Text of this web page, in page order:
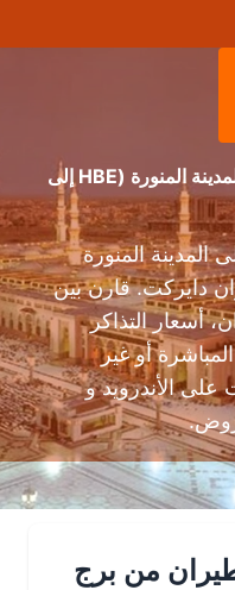
حجز طيران من برج العرب إلى المدينة المنورة (HBE إلى
المنورة
قارن بين
التذاكر
أو غير
و
من برج